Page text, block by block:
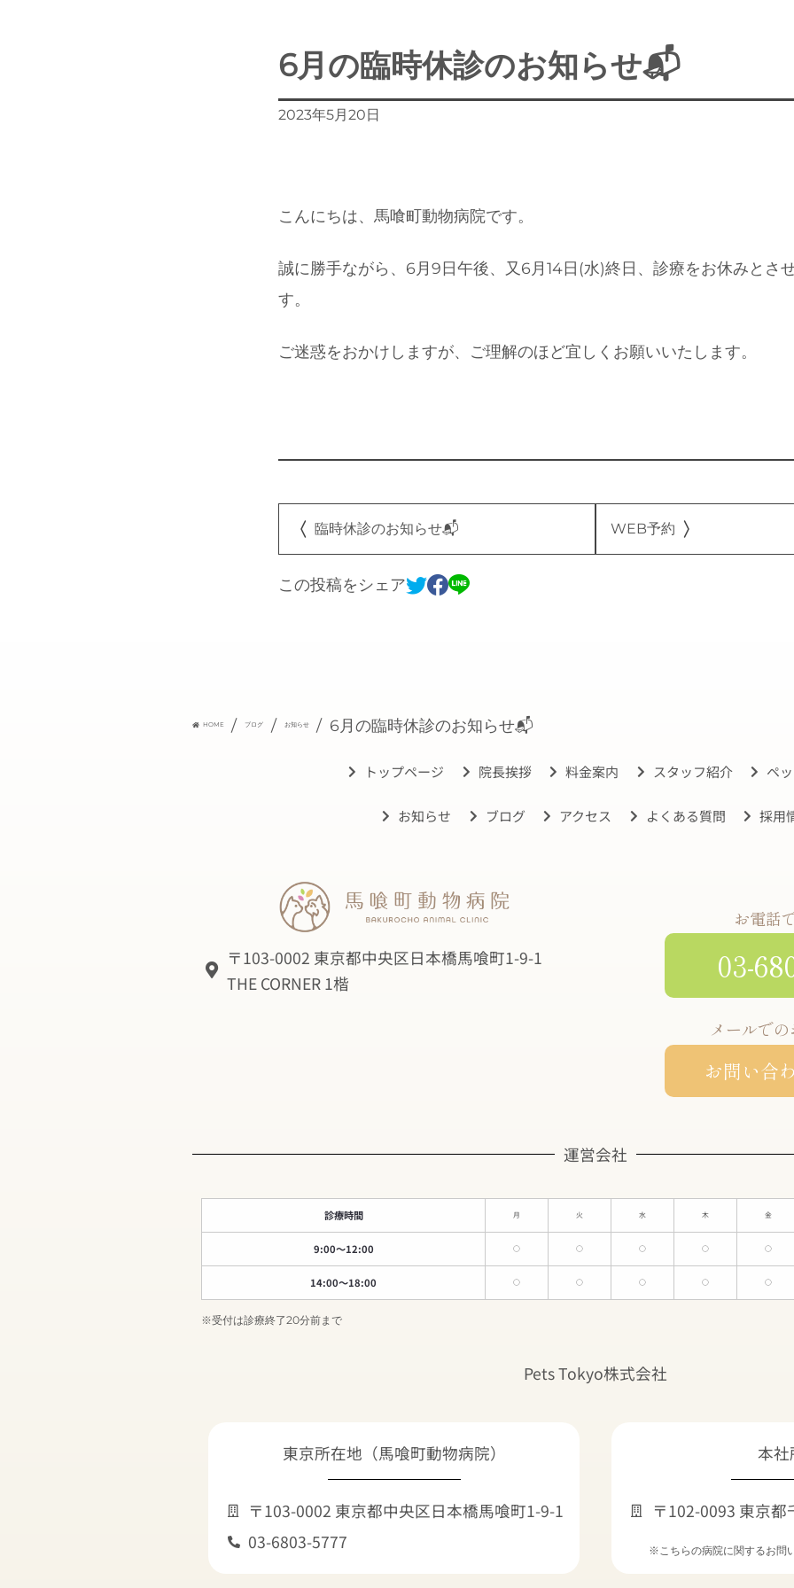
6月の臨時休診のお知らせ📬
2023年5月20日
こんにちは、馬喰町動物病院です。
誠に勝手ながら、6月9日午後、又6月14日(水)終日、診療をお休みとさ
す。
ご迷惑をおかけしますが、ご理解のほど宜しくお願いいたします。
臨時休診のお知らせ📬 WEB予約
この投稿をシェア
HOME / ブログ / お知らせ / 6月の臨時休診のお知らせ📬
トップページ 院長挨拶 料金案内 スタッフ紹介 ペ
お知らせ ブログ アクセス よくある質問 採用
〒103-0002 東京都中央区日本橋馬喰町1-9-1
THE CORNER 1楷
お電話
03-
メールで
お問い合
運営会社
診療時間 月 火 水 木 金
9:00〜12:00 ○ ○ ○ ○ ○
14:00〜18:00 ○ ○ ○ ○ ○
※受付は診療終了20分前まで
Pets Tokyo株式会社
東京所在地（馬喰町動物病院）
〒103-0002 東京都中央区日本橋馬喰町1-9-1
03-6803-5777
本社
〒102-0093 東京
※こちらの病院に関するお問